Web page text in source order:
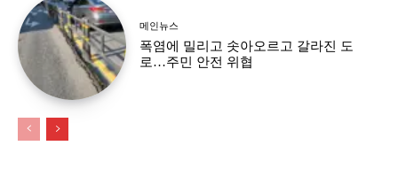
메인뉴스
폭염에 밀리고 솟아오르고 갈라진 도
로…주민 안전 위협